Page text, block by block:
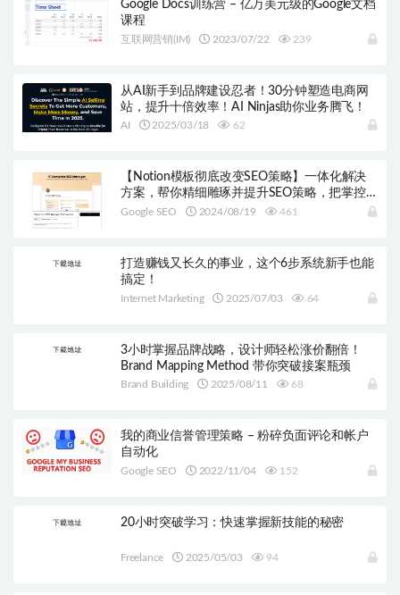
Google Docs训练营 – 亿万美元级的Google文档
课程
互联网营销(IM) 2023/07/22 239
从AI新手到品牌建设忍者！30分钟塑造电商网
站，提升十倍效率！AI Ninjas助你业务腾飞！
AI 2025/03/18 62
【Notion模板彻底改变SEO策略】一体化解决
方案，帮你精细雕琢并提升SEO策略，把掌控
权掌握在手！
Google SEO 2024/08/19 461
打造赚钱又长久的事业，这个6步系统新手也能
搞定！
Internet Marketing 2025/07/03 64
3小时掌握品牌战略，设计师轻松涨价翻倍！
Brand Mapping Method 带你突破接案瓶颈
Brand Building 2025/08/11 68
我的商业信誉管理策略 – 粉碎负面评论和帐户
自动化
Google SEO 2022/11/04 152
20小时突破学习：快速掌握新技能的秘密
Freelance 2025/05/03 94